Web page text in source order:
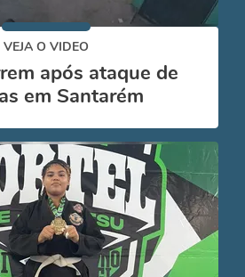
VEJA O VIDEO
após ataque de
em Santarém